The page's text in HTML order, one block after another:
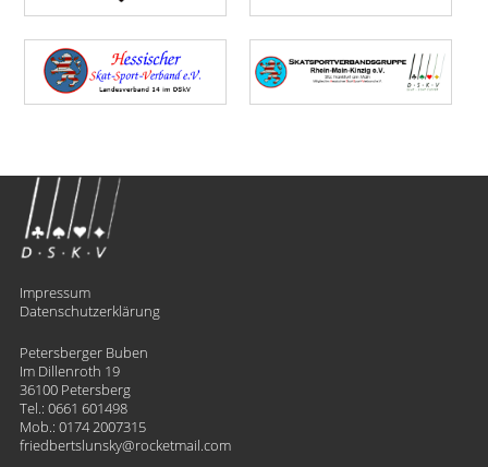
Impressum
Datenschutzerklärung
Petersberger Buben
Im Dillenroth 19
36100 Petersberg
Tel.: 0661 601498
Mob.: 0174 2007315
friedbertslunsky
​rocketmail.com